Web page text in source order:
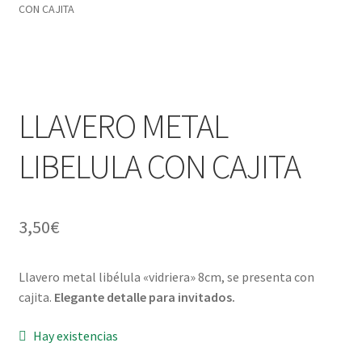
Porcelana blanca Profesional y Hostelería
Pigmentos Porcelana y Vidrio, Mediums, material pintura
porcelana
Menaje y servicio de mesa
Regalo personal chico-chica
CON CAJITA
LLAVERO METAL
LIBELULA CON CAJITA
3,50€
Llavero metal libélula «vidriera» 8cm, se presenta con
cajita. Elegante detalle para invitados.
Hay existencias